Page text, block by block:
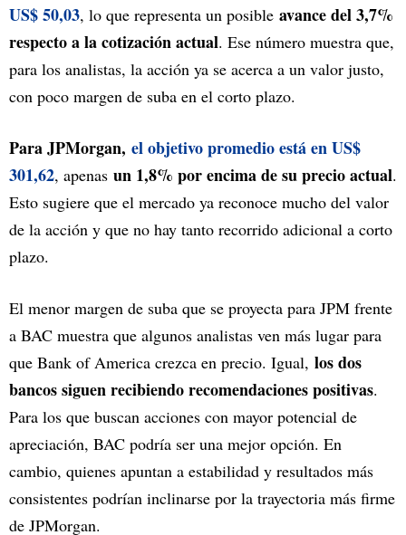
US$ 50,03, lo que representa un posible avance del 3,7%
respecto a la cotización actual. Ese número muestra que,
para los analistas, la acción ya se acerca a un valor justo,
con poco margen de suba en el corto plazo.
Para JPMorgan, el objetivo promedio está en US$
301,62, apenas un 1,8% por encima de su precio actual.
Esto sugiere que el mercado ya reconoce mucho del valor
de la acción y que no hay tanto recorrido adicional a corto
plazo.
El menor margen de suba que se proyecta para JPM frente
a BAC muestra que algunos analistas ven más lugar para
que Bank of America crezca en precio. Igual, los dos
bancos siguen recibiendo recomendaciones positivas.
Para los que buscan acciones con mayor potencial de
apreciación, BAC podría ser una mejor opción. En
cambio, quienes apuntan a estabilidad y resultados más
consistentes podrían inclinarse por la trayectoria más firme
de JPMorgan.